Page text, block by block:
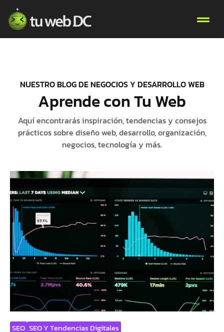
NUESTRO BLOG DE NEGOCIOS Y DESARROLLO WEB
Aprende con Tu Web
Aquí encontrarás inspiración, tendencias y consejos
prácticos sobre diseño web, desarrollo, organización,
negocios, tecnología y más.
SEO SEO Y Tendencias Digitales